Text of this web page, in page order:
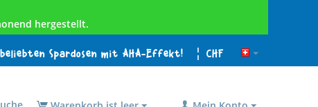
hergestellt.
Spardosen mit AHA-Effekt! ¦ CHF